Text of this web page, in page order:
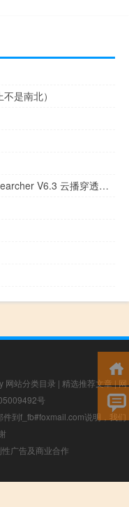
是南北）
p2psearcher V6.3 云播穿透版（p2psearcher V6.3 云播穿透版功能简介）
网站分类目录 | 精选推荐文章|网
号
到f_fb#foxmail.com说明，我们
广告及商业合作